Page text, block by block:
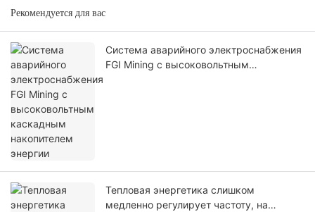
Рекомендуется для вас
Система аварийного электроснабжения
FGI Mining с высоковольтным
Тепловая энергетика слишком
медленно регулирует частоту, на